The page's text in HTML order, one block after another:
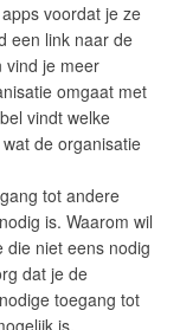
voordat je ze
een link naar de
vind je meer
omgaat met
vindt welke
de organisatie
tot andere
is. Waarom wil
die niet eens nodig
dat je de
toegang tot